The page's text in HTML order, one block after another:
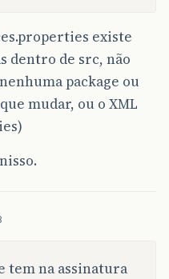
existe
dentro de src, não
package ou
mudar, ou o XML
tem na assinatura